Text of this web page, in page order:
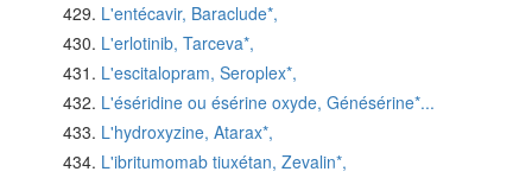
L'entécavir, Baraclude*,
L'erlotinib, Tarceva*,
L'escitalopram, Seroplex*,
L'éséridine ou ésérine oxyde, Génésérine*...
L'hydroxyzine, Atarax*,
L'ibritumomab tiuxétan, Zevalin*,